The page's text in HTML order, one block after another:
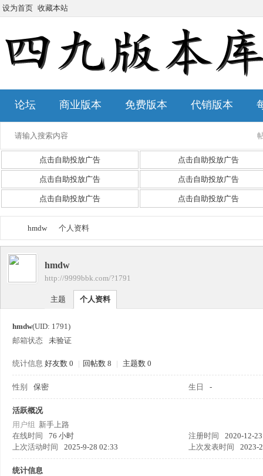
设为首页 收藏本站
论坛 商业版本 免费版本 代销版本
点击自助投放广告 点击自助投放广告
点击自助投放广告 点击自助投放广告
点击自助投放广告 点击自助投放广告
hmdw
›
个人资料
hmdw
http://9999bbk.com/?1791
主题 个人资料
hmdw(UID: 1791)
邮箱状态
未验证
统计信息 好友数 0 | 回帖数 8 | 主题数 0
性别 保密 生日 -
活跃概况
用户组 新手上路
在线时间
76 小时 注册时间
2020-12-
上次活动时间
2025-9-28 02:33 上次发表时间 2023-
统计信息